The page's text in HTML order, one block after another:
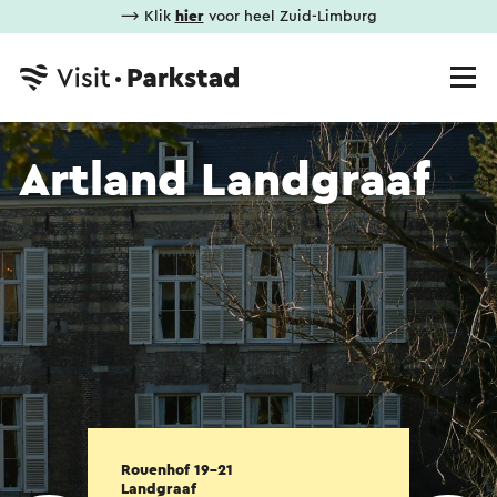
⟶ Klik hiervoor heel Zuid-Limburg
Artland Landgraaf
Rouenhof 19-21
Landgraaf